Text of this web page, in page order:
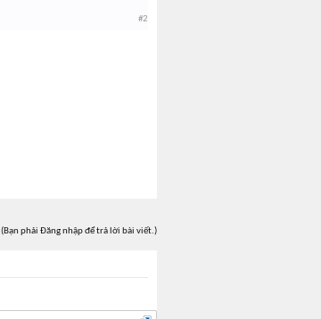
#2
(Bạn phải Đăng nhập để trả lời bài viết.)